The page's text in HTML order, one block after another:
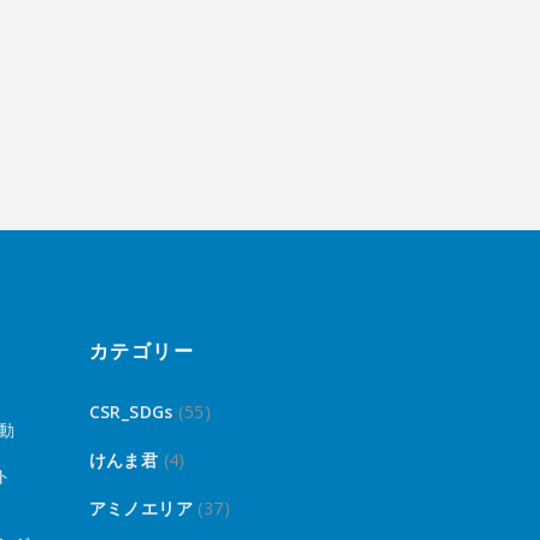
カテゴリー
CSR_SDGs (55)
けんま君 (4)
アミノエリア (37)